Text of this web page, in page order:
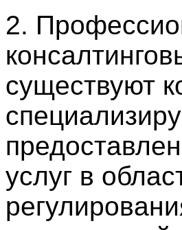
2.
существуют
услуг в